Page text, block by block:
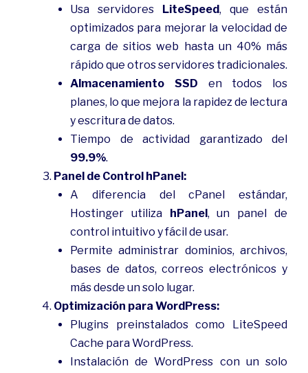
Usa servidores
LiteSpeed, que están
optimizados para mejorar la velocidad de
carga de sitios web hasta un 40% más
rápido que otros servidores tradicionales.
Almacenamiento SSD en todos los
planes, lo que mejora la rapidez de lectura
y escritura de datos.
Tiempo de actividad garantizado del
99.9%.
Panel de Control hPanel:
A diferencia del cPanel estándar,
Hostinger utiliza
hPanel , un panel de
control intuitivo y fácil de usar.
Permite administrar dominios, archivos,
bases de datos, correos electrónicos y
más desde un solo lugar.
Optimización para WordPress:
Plugins preinstalados como LiteSpeed
Cache para WordPress.
Instalación de WordPress con un solo